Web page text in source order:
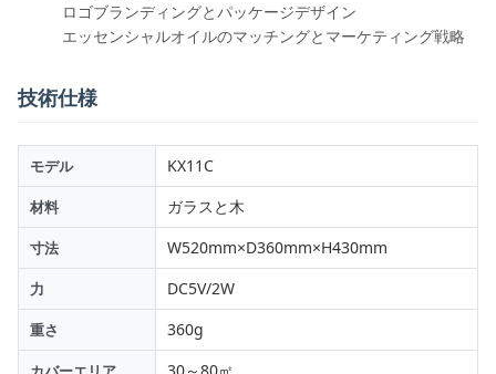
ロゴブランディングとパッケージデザイン
エッセンシャルオイルのマッチングとマーケティング戦略
技術仕様
モデル KX11C
材料 ガラスと木
寸法 W520mm×D360mm×H430mm
力 DC5V/2W
重さ 360g